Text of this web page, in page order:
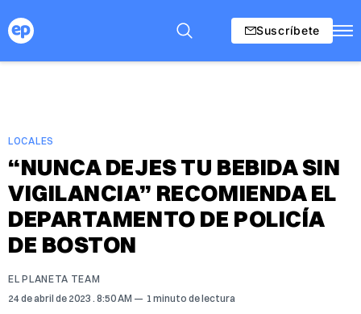
Suscríbete
LOCALES
“NUNCA DEJES TU BEBIDA SIN
VIGILANCIA” RECOMIENDA EL
DEPARTAMENTO DE POLICÍA
DE BOSTON
EL PLANETA TEAM
24 de abril de 2023 . 8:50 AM 1 minuto de lectura